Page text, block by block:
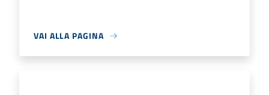
VAI ALLA PAGINA